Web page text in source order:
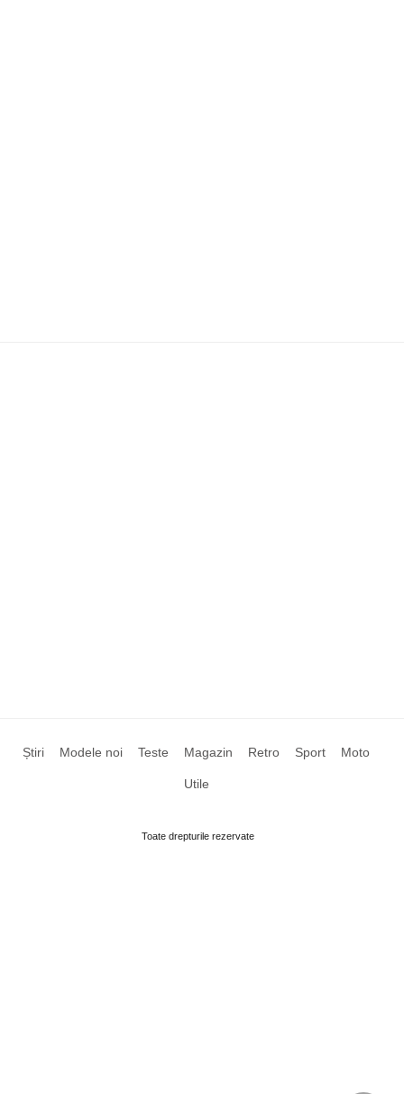
Știri Modele noi Teste Magazin Retro Sport Moto
Utile
Toate drepturile rezervate